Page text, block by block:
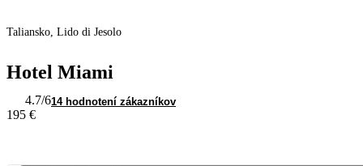
Taliansko, Lido di Jesolo
Hotel Miami
4.7/614 hodnotení zákazníkov
195 €